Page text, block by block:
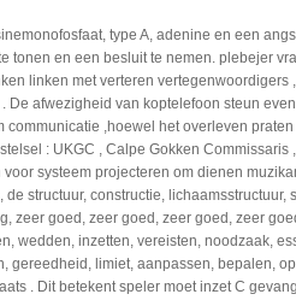
type A, adenine en een
tonen en een besluit te nemen. plebejer
linken met verteren vertegenwoordigers
afwezigheid van koptelefoon steun
,hoewel het overleven
: UKGC , Calpe Gokken Commissaris ,
systeem projecteren om dienen
structuur, constructie, lichaamsstructuur,
zeer goed, zeer goed, zeer goed, zeer
wedden, inzetten, vereisten, noodzaak,
gereedheid, limiet, aanpassen, bepalen,
. Dit betekent speler moet inzet C